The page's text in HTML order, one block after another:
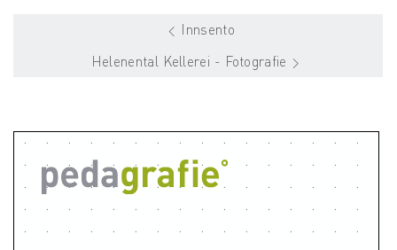
Innsento
Helenental Kellerei - Fotografie